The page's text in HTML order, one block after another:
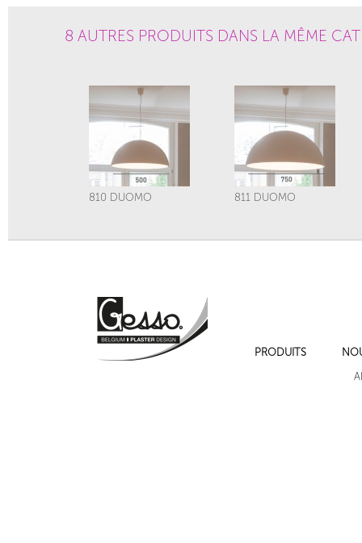
8 AUTRES PRODUITS DANS LA MÊME
810 DUOMO 811 DUOMO
813 ORNATA
PRODUITS